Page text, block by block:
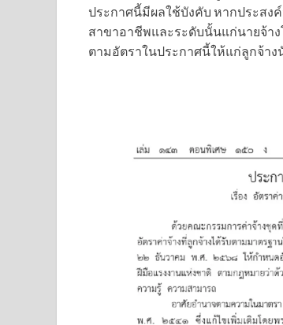
ประกาศนี้มีผลใช้บังคับ หากประสง
สาขาอาชีพและระดับนั้นแก่นายจ้าง
ตามอัตราในประกาศนี้ให้แก่ลูกจ้า